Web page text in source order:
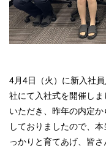
4月4日（火）に新入社
社にて入社式を開催し
いただき、昨年の内定
しておりましたので、
っかりと育てあげ、皆